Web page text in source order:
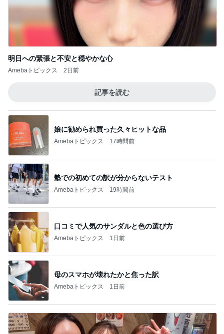
明日への緊張と不安と穏やかな心
Amebaトピックス 2日前
記事を読む
娘に勧められ買った久々ヒットな品
Amebaトピックス 17時間前
塾での初めての訳が分からないテスト
Amebaトピックス 19時間前
口コミで人気のサンダルと色の選び方
Amebaトピックス 1日前
母のスマホが壊れたかと焦った訳
Amebaトピックス 1日前